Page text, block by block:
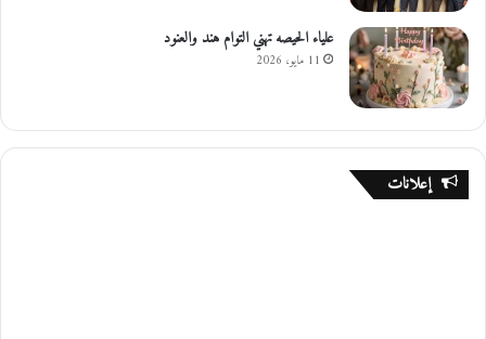
علياء الحيصه تهني التوام هند والعنود
11 مايو، 2026
إعلانات